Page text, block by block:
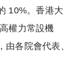
10%。香港大
權力常設機
各院會代表、